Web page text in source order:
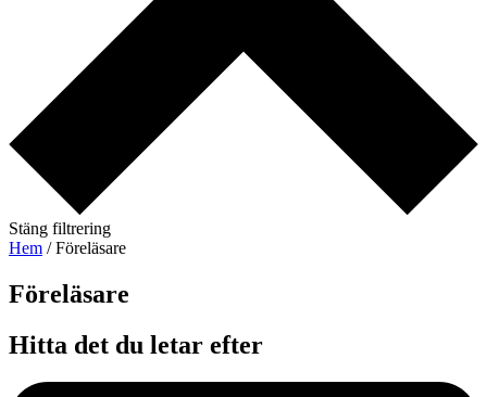
Stäng filtrering
Hem / Föreläsare
Föreläsare​
Hitta det du letar efter​